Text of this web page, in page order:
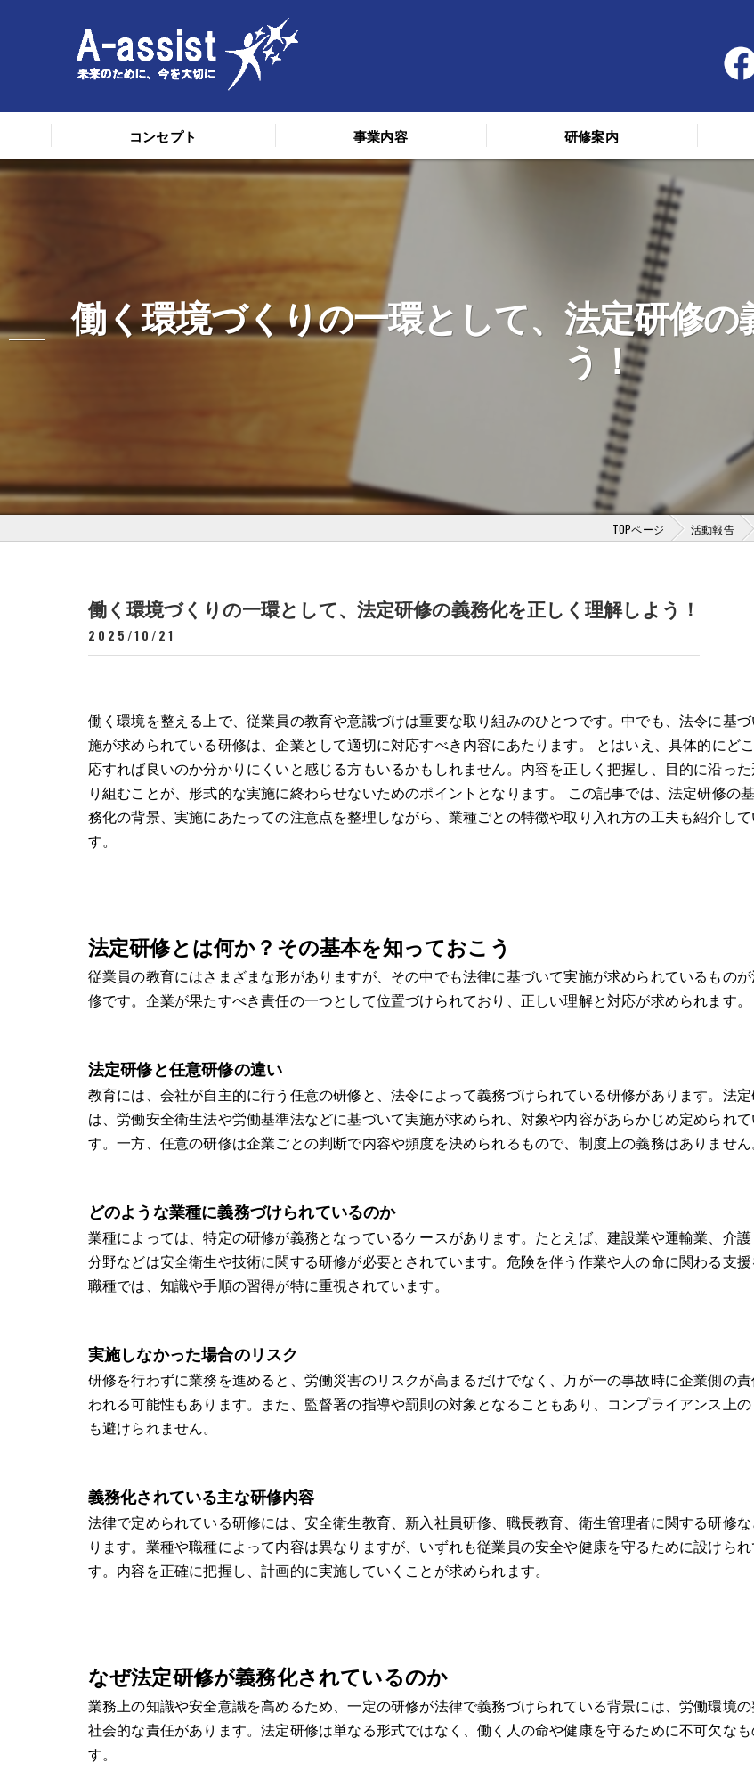
コンセプト 事業内容 研修案内
働く環境づくりの一環として、法定研修
う！
TOPページ 活動報告
働く環境づくりの一環として、法定研修の義務化を正しく理解しよう！
2025/10/21
働く環境を整える上で、従業員の教育や意識づけは重要な取り組みのひとつです。中でも、法令に基
施が求められている研修は、企業として適切に対応すべき内容にあたります。 とはいえ、具体的にど
応すれば良いのか分かりにくいと感じる方もいるかもしれません。内容を正しく把握し、目的に沿った
り組むことが、形式的な実施に終わらせないためのポイントとなります。 この記事では、法定研修の
務化の背景、実施にあたっての注意点を整理しながら、業種ごとの特徴や取り入れ方の工夫も紹介して
す。
法定研修とは何か？その基本を知っておこう
従業員の教育にはさまざまな形がありますが、その中でも法律に基づいて実施が求められているもの
修です。企業が果たすべき責任の一つとして位置づけられており、正しい理解と対応が求められます。
法定研修と任意研修の違い
教育には、会社が自主的に行う任意の研修と、法令によって義務づけられている研修があります。法定
は、労働安全衛生法や労働基準法などに基づいて実施が求められ、対象や内容があらかじめ定められて
す。一方、任意の研修は企業ごとの判断で内容や頻度を決められるもので、制度上の義務はありません
どのような業種に義務づけられているのか
業種によっては、特定の研修が義務となっているケースがあります。たとえば、建設業や運輸業、介
分野などは安全衛生や技術に関する研修が必要とされています。危険を伴う作業や人の命に関わる支援
職種では、知識や手順の習得が特に重視されています。
実施しなかった場合のリスク
研修を行わずに業務を進めると、労働災害のリスクが高まるだけでなく、万が一の事故時に企業側の
われる可能性もあります。また、監督署の指導や罰則の対象となることもあり、コンプライアンス上の
も避けられません。
義務化されている主な研修内容
法律で定められている研修には、安全衛生教育、新入社員研修、職長教育、衛生管理者に関する研修
ります。業種や職種によって内容は異なりますが、いずれも従業員の安全や健康を守るために設けられ
す。内容を正確に把握し、計画的に実施していくことが求められます。
なぜ法定研修が義務化されているのか
業務上の知識や安全意識を高めるため、一定の研修が法律で義務づけられている背景には、労働環境の
社会的な責任があります。法定研修は単なる形式ではなく、働く人の命や健康を守るために不可欠な
す。